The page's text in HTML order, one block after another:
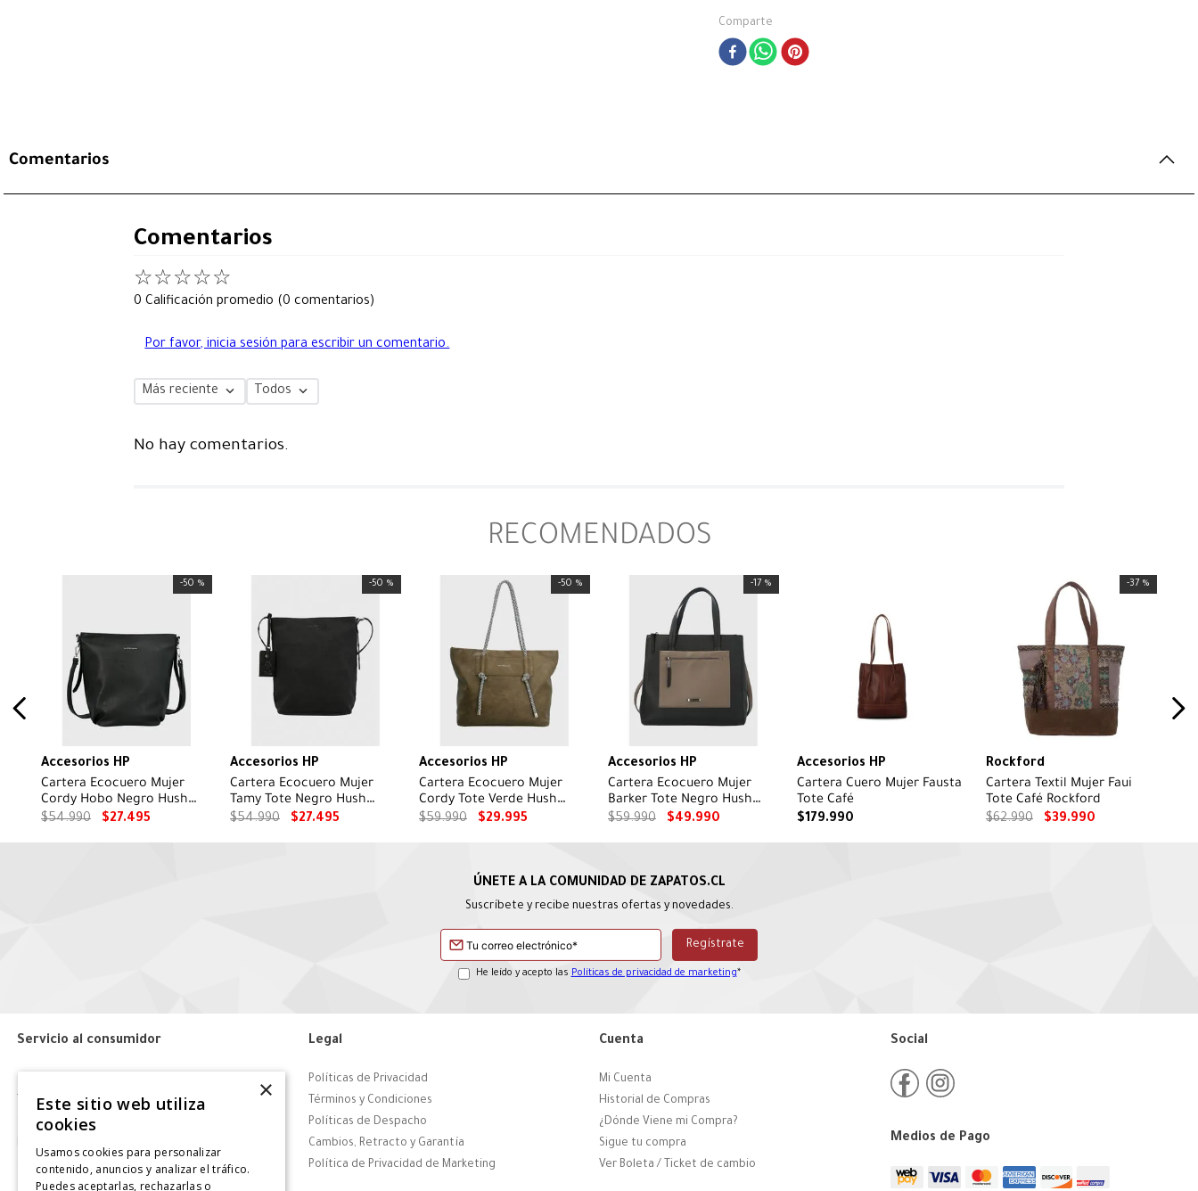
Comparte
Comentarios
Comentarios
☆☆☆☆☆
0 Calificación promedio (0 comentarios)
Por favor, inicia sesión para escribir un comentario.
Más reciente Todos
No hay comentarios.
RECOMENDADOS
-50 %
Accesorios HP
Cartera Ecocuero Mujer
Cordy Hobo Negro Hush
Puppies
$54.990 $27.495
-50 %
Accesorios HP
Cartera Ecocuero Mujer
Tamy Tote Negro Hush
Puppies
$54.990 $27.495
-50 %
Accesorios HP
Cartera Ecocuero Mujer
Cordy Tote Verde Hush
Puppies
$59.990 $29.995
-17 %
Accesorios HP
Cartera Ecocuero Mujer
Barker Tote Negro Hush
Puppies
$59.990 $49.990
Accesorios HP
Cartera Cuero Mujer Fausta
Tote Café
$179.990
-37 %
Rockford
Cartera Textil Mujer Faui
Tote Café Rockford
$62.990 $39.990
Suscríbete y recibe nuestras ofertas y novedades.
He leído y acepto las Políticas de privacidad de marketing*
Servicio al consumidor
Tiendas
Contáctanos
Giftcard
Solicitar Factura
Legal
Políticas de Privacidad
Términos y Condiciones
Políticas de Despacho
Cambios, Retracto y Garantía
Política de Privacidad de Marketing
Cuenta
Mi Cuenta
Historial de Compras
¿Dónde Viene mi Compra?
Sigue tu compra
Ver Boleta / Ticket de cambio
Social
Medios de Pago
×
Este sitio web utiliza
cookies
Usamos cookies para personalizar
contenido, anuncios y analizar el tráfico.
Puedes aceptarlas, rechazarlas o